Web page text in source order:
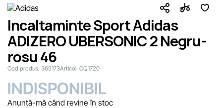
Incaltaminte Sport Adidas
ADIZERO UBERSONIC 2 Negru-
rosu 46
Cod produs: 365173Articol: CQ1720
INDISPONIBIL
Anunță-mă când revine în stoc